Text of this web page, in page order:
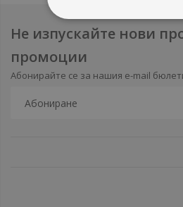
Не изпускайте нови
промоции
Абонирайте се за нашия e-mail